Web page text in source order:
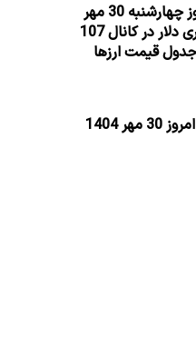
قیمت دلار امروز چهارشنبه 30 مهر
1404 / ماندگاری دلار در کانال 107
قیمت ارزها
قیمت سیمان امروز 30 مهر 1404